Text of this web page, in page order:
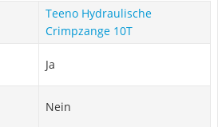
Teeno Hydraulische
Crimpzange 10T
Ja
Nein